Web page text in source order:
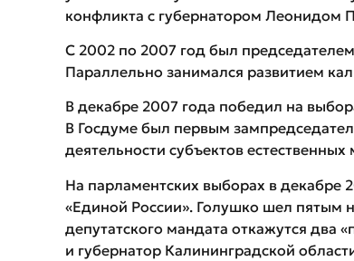
конфликта с губернатором Леонидом
С 2002 по 2007 год был
Параллельно занимался развитием
В декабре 2007 года победил на
В Госдуме был первым
деятельности субъектов
На парламентских выборах в декабре
«Единой России». Голушко шел пятым
депутатского мандата откажутся два
и губернатор Калининградской